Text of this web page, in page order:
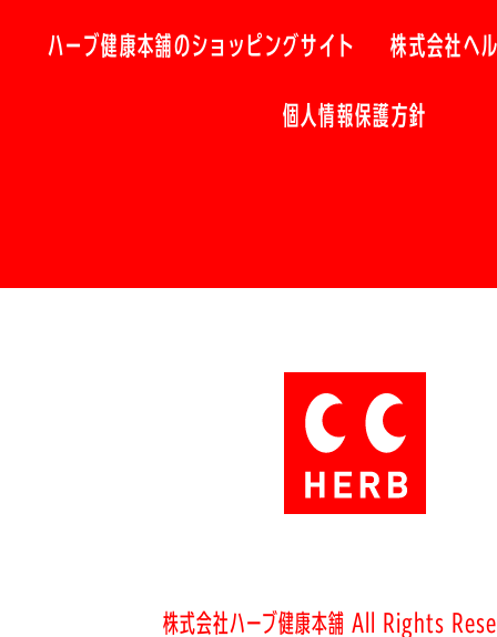
ハーブ健康本舗のショッピングサイト 株式会社ヘ
個人情報保護方針
株式会社ハーブ健康本舗 All Rights